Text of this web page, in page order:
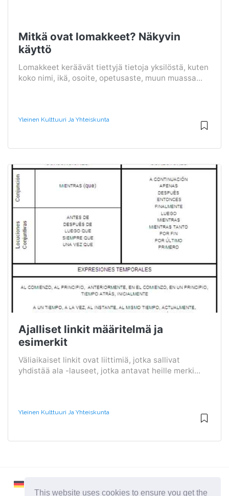
This website uses cookies to ensure you get the
Mitkä ovat lomakkeet? Näkyvin
käyttö
Lomakkeet keräävät tiettyjä tietoja yksilöstä, kuten
koko nimi, ikä, osoite, opetusaste, muun muassa...
Yleinen Kulttuuri Ja Yhteiskunta
Ajalliset linkit määritelmä ja
esimerkit
Väliaikaiset linkit ovat liittimiä, jotka sallivat
yhdistää ala -lauseet, jotka antavat heille merki...
Yleinen Kulttuuri Ja Yhteiskunta